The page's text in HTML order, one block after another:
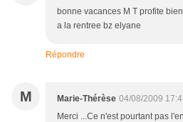
bonne vacances M T profite
a la rentree bz elyane
Répondre
M Marie-Thérèse 04/08/2009
Merci ...Ce n'est pourtant pas